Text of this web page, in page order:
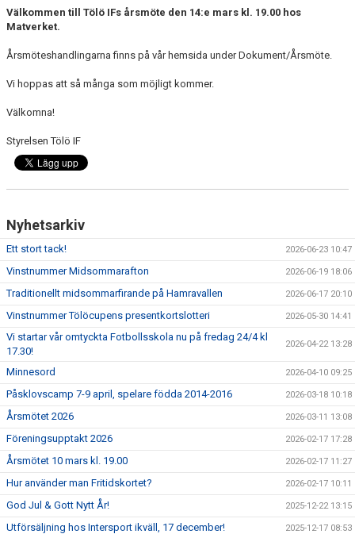
KALENDER
LEDARE
FÖRENINGSINFO
KIOSKEN
FOTBOLLSSKOLAN P/F 2020 & 2021
SPONSORER / SAMARBETSPARTNER
DOKUMENT
TÖLÖ IF MERCHANDISE SHOP
Välkommen till Tölö IFs årsmöte den 14:e mars kl. 19.00 hos
Matverket.
Årsmöteshandlingarna finns på vår hemsida under Dokument/Årsmöte.
Vi hoppas att så många som möjligt kommer.
Välkomna!
Styrelsen Tölö IF
Nyhetsarkiv
Ett stort tack! 2026-06-23 10:47
Vinstnummer Midsommarafton 2026-06-19 18:06
Traditionellt midsommarfirande på Hamravallen 2026-06-17 20:10
Vinstnummer Tölöcupens presentkortslotteri 2026-05-30 14:41
Vi startar vår omtyckta Fotbollsskola nu på fredag 24/4 kl
17.30!
2026-04-22 13:28
Minnesord 2026-04-10 09:25
Påsklovscamp 7-9 april, spelare födda 2014-2016 2026-03-18 10:18
Årsmötet 2026 2026-03-11 13:08
Föreningsupptakt 2026 2026-02-17 17:28
Årsmötet 10 mars kl. 19.00 2026-02-17 11:27
Hur använder man Fritidskortet? 2026-02-17 10:11
God Jul & Gott Nytt År! 2025-12-22 13:15
Utförsäljning hos Intersport ikväll, 17 december! 2025-12-17 08:53